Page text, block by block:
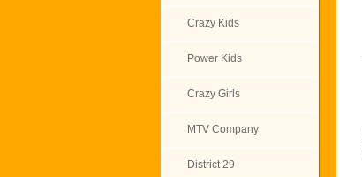
Crazy Kids
Power Kids
Crazy Girls
MTV Company
District 29